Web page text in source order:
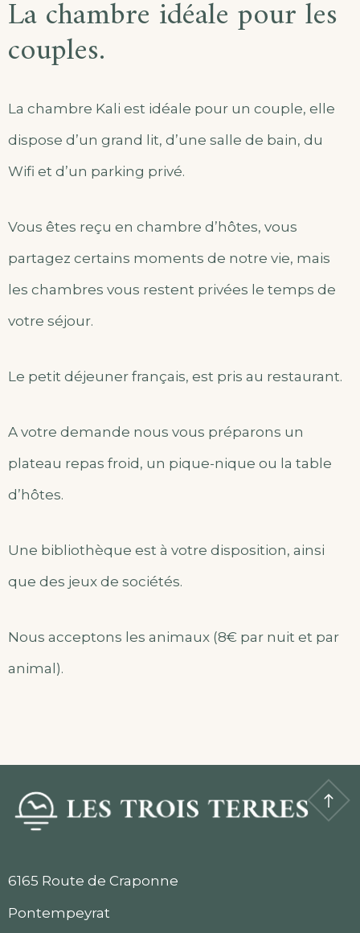
La chambre idéale pour les
couples.
La chambre Kali est idéale pour un couple, elle
dispose d’un grand lit, d’une salle de bain, du
Wifi et d’un parking privé.
Vous êtes reçu en chambre d’hôtes, vous
partagez certains moments de notre vie, mais
les chambres vous restent privées le temps de
votre séjour.
Le petit déjeuner français, est pris au restaurant.
A votre demande nous vous préparons un
plateau repas froid, un pique-nique ou la table
d’hôtes.
Une bibliothèque est à votre disposition, ainsi
que des jeux de sociétés.
Nous acceptons les animaux (8€ par nuit et par
animal).
6165 Route de Craponne
Pontempeyrat